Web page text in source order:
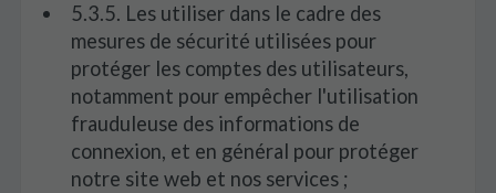
5.3.5. Les utiliser dans le cadre des
mesures de sécurité utilisées pour
protéger les comptes des utilisateurs,
notamment pour empêcher l'utilisation
frauduleuse des informations de
connexion, et en général pour protéger
notre site web et nos services ;